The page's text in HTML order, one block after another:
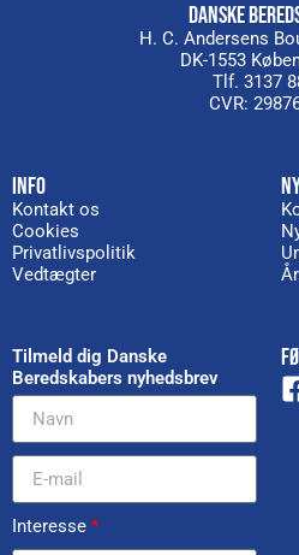
DANSKE
H. C. Andersens
DK-1553
Tlf. 3137
CVR:
INFO
Kontakt os
Cookies
Privatlivspolitik
Vedtægter
Tilmeld dig Danske
Beredskabers nyhedsbrev
Interesse *